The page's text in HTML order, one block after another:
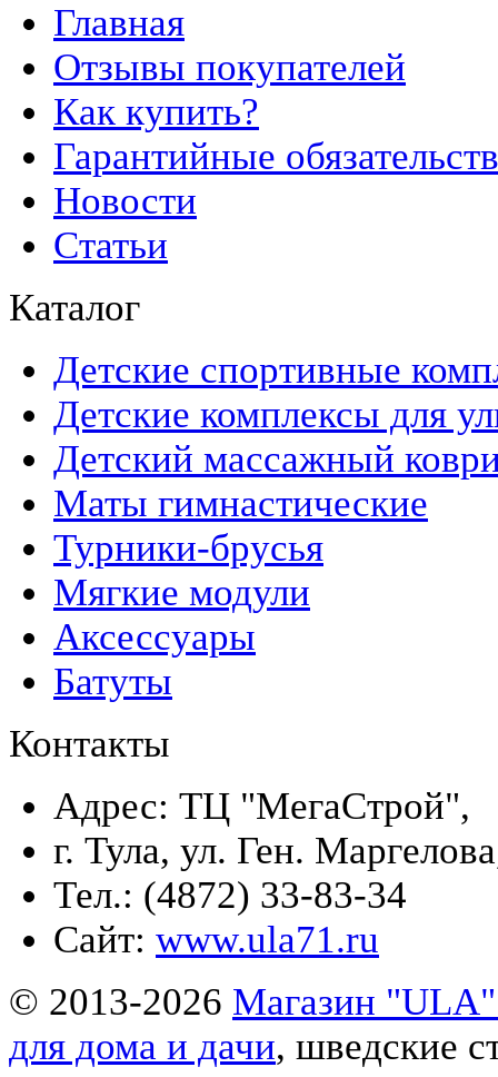
Главная
Отзывы покупателей
Как купить?
Гарантийные
Новости
Статьи
Каталог
Детские спортивные
Детские комплексы для
Детский массажный
Маты гимнастические
Турники-брусья
Мягкие модули
Аксессуары
Батуты
Контакты
Адрес: ТЦ "МегаСтрой",
г. Тула, ул. Ген.
Тел.: (4872) 33-83-34
Сайт: www.ula71.ru
© 2013-2026 Магазин "ULA"
для дома и дачи, шведские